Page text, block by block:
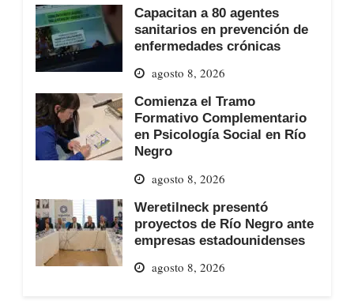
Capacitan a 80 agentes
sanitarios en prevención de
enfermedades crónicas
agosto 8, 2026
Comienza el Tramo
Formativo Complementario
en Psicología Social en Río
Negro
agosto 8, 2026
Weretilneck presentó
proyectos de Río Negro ante
empresas estadounidenses
agosto 8, 2026